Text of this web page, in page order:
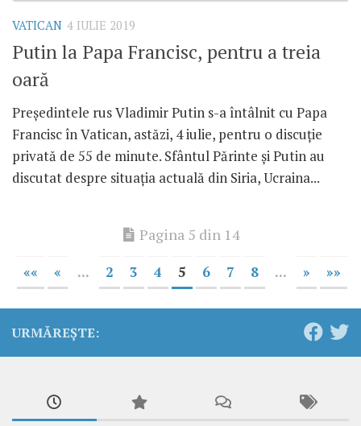
VATICAN 4 IULIE 2019
Putin la Papa Francisc, pentru a treia
oară
Președintele rus Vladimir Putin s-a întâlnit cu Papa
Francisc în Vatican, astăzi, 4 iulie, pentru o discuție
privată de 55 de minute. Sfântul Părinte și Putin au
discutat despre situația actuală din Siria, Ucraina...
Pagina 5 din 14
«« « ... 2 3 4 5 6 7 8 ... » »»
URMĂREȘTE: